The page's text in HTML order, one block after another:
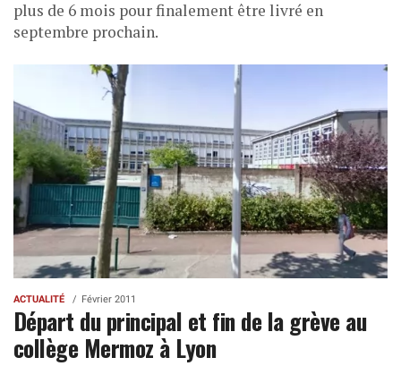
plus de 6 mois pour finalement être livré en
septembre prochain.
ACTUALITÉ Février 2011
Départ du principal et fin de la grève au
collège Mermoz à Lyon